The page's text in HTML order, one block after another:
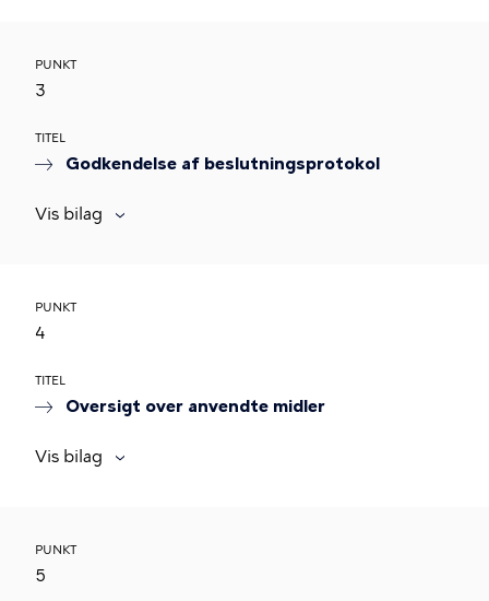
PUNKT
3
TITEL
Godkendelse af beslutningsprotokol
Vis bilag
PUNKT
4
TITEL
Oversigt over anvendte midler
Vis bilag
PUNKT
5